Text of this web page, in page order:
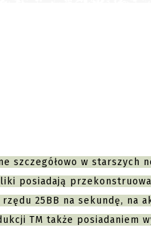
szczegółowo w starszych
posiadają
25BB na sekundę, na
TM także posiadaniem